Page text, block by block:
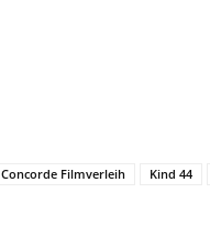
Concorde Filmverleih Kind 44